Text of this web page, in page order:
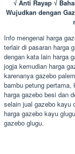
√ Anti Rayap √
Wujudkan dengan
Info mengenai harga
terlair di pasaran harga
dengan kata lain harga
jogja kemudian harga
karenanya gazebo
bambu petung
harga gazebo besi dan
selain jual gazebo kayu
harga gazebo kayu
gazebo glugu.